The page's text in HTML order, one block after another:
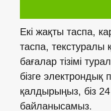
Екі жақты таспа,
таспа, текстуралы
бағалар тізімі
бізге
қалдырыңыз, біз 24
байланысамыз.